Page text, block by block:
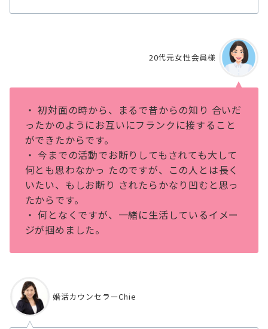
20代元女性会員様
・ 初対⾯の時から、まるで昔からの知り 合いだ
ったかのようにお互いにフランクに接すること
ができたからです。
・ 今までの活動でお断りしてもされても⼤して
何とも思わなかっ たのですが、この⼈とは⻑く
いたい、もしお断り されたらかなり凹むと思っ
たからです。
・ 何となくですが、⼀緒に⽣活しているイメー
ジが掴めました。
婚活カウンセラーChie